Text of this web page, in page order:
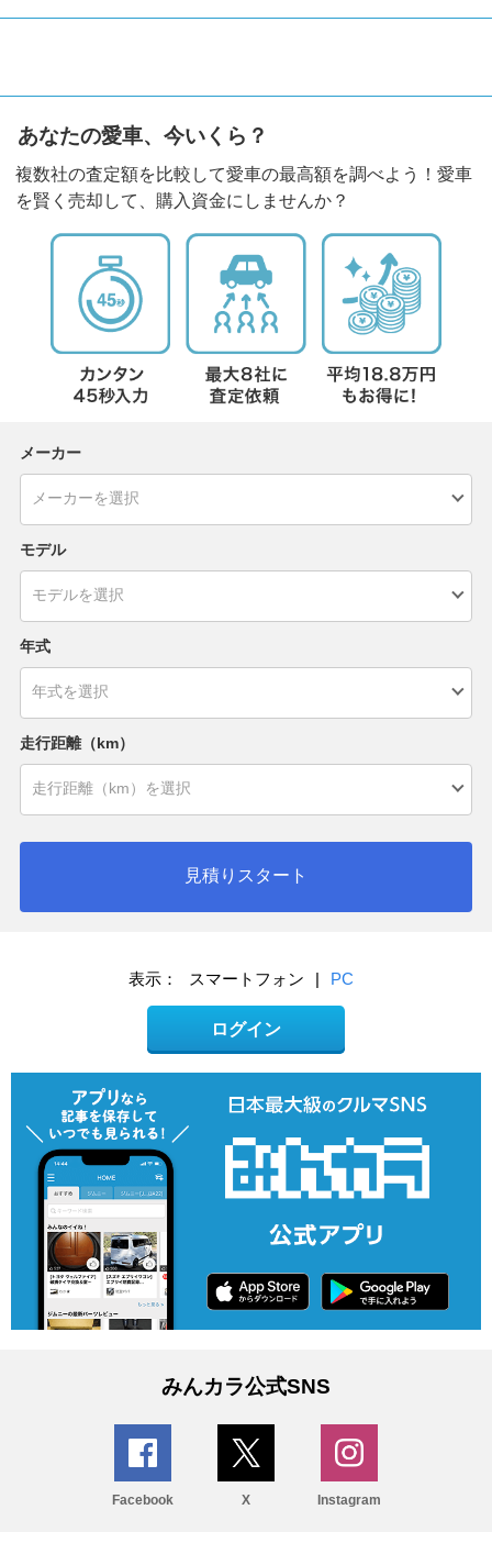
あなたの愛車、今いくら？
複数社の査定額を比較して愛車の最高額を調べよう！愛車
を賢く売却して、購入資金にしませんか？
メーカー
モデル
年式
走行距離（km）
見積りスタート
表示： スマートフォン | PC
ログイン
みんカラ公式SNS
Facebook X Instagram